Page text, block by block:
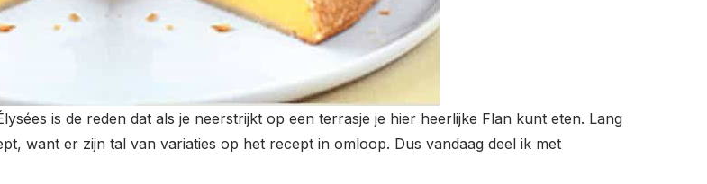
is de reden dat als je neerstrijkt op een terrasje je hier heerlijke Flan kunt eten. Lang
want er zijn tal van variaties op het recept in omloop. Dus vandaag deel ik met